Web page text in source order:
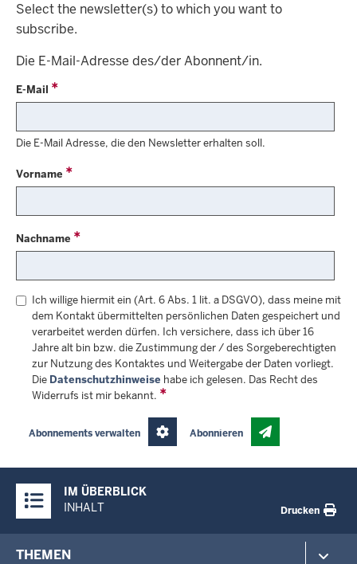
Select the newsletter(s) to which you want to
subscribe.
Die E-Mail-Adresse des/der Abonnent/in.
E-Mail
Die E-Mail Adresse, die den Newsletter erhalten soll.
Vorname
Nachname
Ich willige hiermit ein (Art. 6 Abs. 1 lit. a DSGVO), dass meine mit
dem Kontakt übermittelten persönlichen Daten gespeichert und
verarbeitet werden dürfen. Ich versichere, dass ich über 16
Jahre alt bin bzw. die Zustimmung der / des Sorgeberechtigten
zur Nutzung des Kontaktes und Weitergabe der Daten vorliegt.
Die Datenschutzhinweise habe ich gelesen. Das Recht des
Widerrufs ist mir bekannt.
Abonnements verwalten Abonnieren
Inhalte
IM ÜBERBLICK
INHALT
Drucken
THEMEN